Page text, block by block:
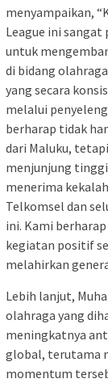
menyampaikan,
League ini sangat
untuk
di bidang
yang secara
melalui
berharap tidak
dari Maluku,
menjunjung
menerima
Telkomsel dan
ini. Kami
kegiatan positif
melahirkan
Lebih lanjut,
olahraga yang
meningkatnya
global, terutama
momentum